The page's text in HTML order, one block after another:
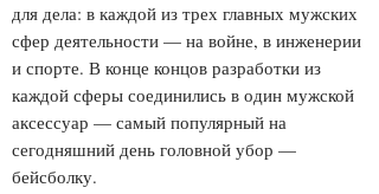
для дела: в каждой из трех главных мужских
сфер деятельности — на войне, в инженерии
и спорте. В конце концов разработки из
каждой сферы соединились в один мужской
аксессуар — самый популярный на
сегодняшний день головной убор —
бейсболку.